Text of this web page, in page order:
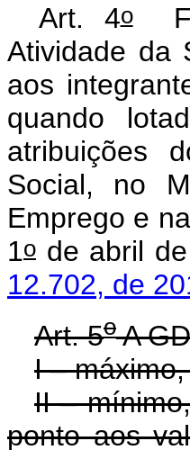
Art. 4o
Atividade da
aos
quando
atribuições
Social, no
Emprego e
1o de
12.702, de
Art. 5oA
I –
II –
ponto aos